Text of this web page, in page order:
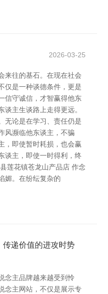
2026-03-25
来往的基石。在现在社会
仅是一种谈德条件，更是
信守诚信，才智赢得他东
主生谈路上走得更远。
无论是在学习、责任仍是
风濒临他东谈主，不骗
，即使暂时耗损，也会赢
谈主，即使一时得利，终
莲花镇苍龙山产品店 作念
媚。在纷纭复杂的
传递价值的进攻时势
念主品牌越来越受到怜
念主网站，不仅是展示专